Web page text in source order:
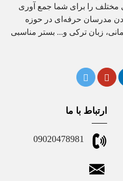
را برای شما جمع آوری
مدرسان حرفه‌ای در حوزه
زبان ترکی و... بستر مناسبی
ارتباط با ما
09020478981